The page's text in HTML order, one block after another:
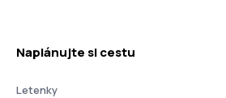
Naplánujte si cestu
Letenky